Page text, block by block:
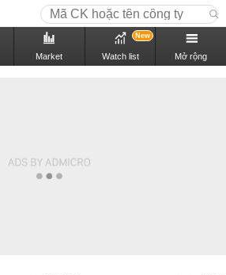
Market Watch list
New
Mở rộng